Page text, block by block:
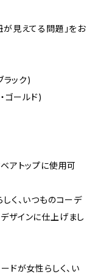
見えてる問題」をお
ラック)
ゴールド)
アトップに使用可
く、いつものコーデ
ザインに仕上げまし
ドが女性らしく、い